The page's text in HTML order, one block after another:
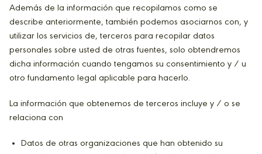
Además de la información que recopilamos como se
describe anteriormente, también podemos asociarnos con, y
utilizar los servicios de, terceros para recopilar datos
personales sobre usted de otras fuentes, solo obtendremos
dicha información cuando tengamos su consentimiento y / u
otro fundamento legal aplicable para hacerlo.
La información que obtenemos de terceros incluye y / o se
relaciona con
Datos de otras organizaciones que han obtenido su